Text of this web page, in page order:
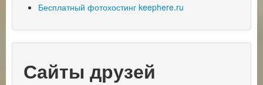
Бесплатный фотохостинг keephere.ru
Сайты друзей